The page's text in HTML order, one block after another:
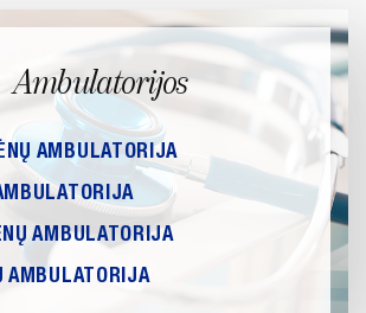
Ambulatorijos
AMBULATORIJA
AMBULATORIJA
AMBULATORIJA